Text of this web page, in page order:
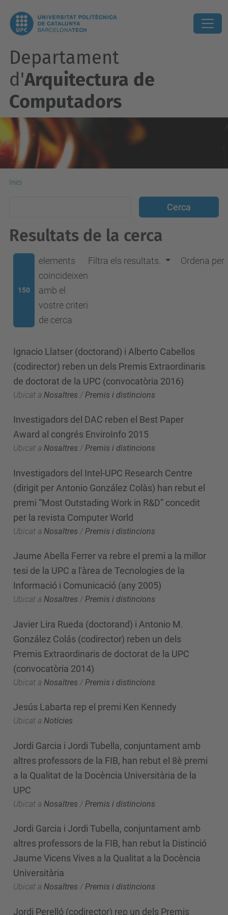
Departament
d'Arquitectura de
Computadors
Inici
Resultats de la cerca
150
elements
coincideixen
amb el
vostre criteri
de cerca
Filtra els resultats. Ordena per
Ignacio Llatser (doctorand) i Alberto Cabellos
(codirector) reben un dels Premis Extraordinaris
de doctorat de la UPC (convocatòria 2016)
Ubicat a Nosaltres / Premis i distincions
Investigadors del DAC reben el Best Paper
Award al congrés EnviroInfo 2015
Ubicat a Nosaltres /Premis i distincions
Investigadors del Intel-UPC Research Centre
(dirigit per Antonio González Colàs) han rebut el
premi “Most Outstading Work in R&D” concedit
per la revista Computer World
Ubicat a Nosaltres / Premis i distincions
Jaume Abella Ferrer va rebre el premi a la millor
tesi de la UPC a l'àrea de Tecnologies de la
Informació i Comunicació (any 2005)
Ubicat a Nosaltres /Premis i distincions
Javier Lira Rueda (doctorand) i Antonio M.
González Colás (codirector) reben un dels
Premis Extraordinaris de doctorat de la UPC
(convocatòria 2014)
Ubicat a Nosaltres / Premis i distincions
Jesús Labarta rep el premi Ken Kennedy
Ubicat a Notícies
Jordi Garcia i Jordi Tubella, conjuntament amb
altres professors de la FIB, han rebut el 8è premi
a la Qualitat de la Docència Universitària de la
UPC
Ubicat a Nosaltres / Premis i distincions
Jordi Garcia i Jordi Tubella, conjuntament amb
altres professors de la FIB, han rebut la Distinció
Jaume Vicens Vives a la Qualitat a la Docència
Universitària
Ubicat a Nosaltres /Premis i distincions
Jordi Perelló (codirector) rep un dels Premis